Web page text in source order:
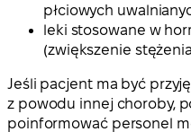
płciowych
leki stosowane w
(zwiększenie
Jeśli pacjent ma być
z powodu innej choroby,
poinformować personel